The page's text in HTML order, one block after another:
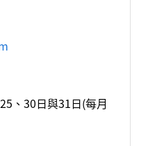
、30日與31日(每月